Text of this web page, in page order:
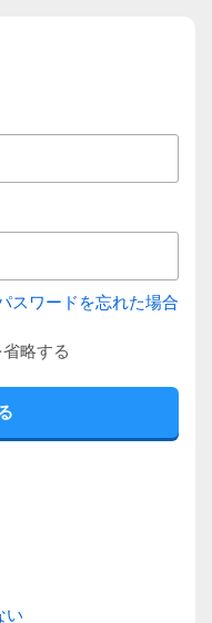
スワードを忘れた場合
略する
い